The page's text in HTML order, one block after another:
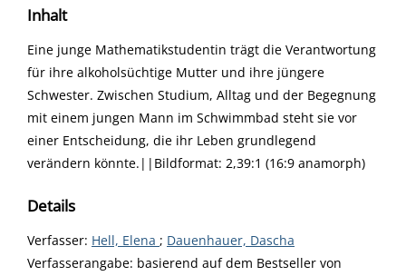
Inhalt
Eine junge Mathematikstudentin trägt die Verantwortung
für ihre alkoholsüchtige Mutter und ihre jüngere
Schwester. Zwischen Studium, Alltag und der Begegnung
mit einem jungen Mann im Schwimmbad steht sie vor
einer Entscheidung, die ihr Leben grundlegend
verändern könnte.||Bildformat: 2,39:1 (16:9 anamorph)
Details
Verfasser: Suche nach diesem Verfasser
Hell, Elena ; Dauenhauer, Dascha
Verfasserangabe: basierend auf dem Bestseller von